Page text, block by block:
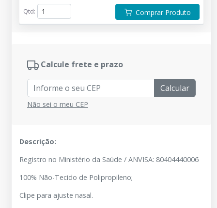
Qtd: Comprar Produto
Calcule frete e prazo
Calcular
Não sei o meu CEP
Descrição:
Registro no Ministério da Saúde / ANVISA: 80404440006
100% Não-Tecido de Polipropileno;
Clipe para ajuste nasal.